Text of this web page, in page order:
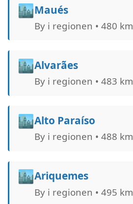
🏙️Maués
By i regionen • 480 km
🏙️Alvarães
By i regionen • 483 km
🏙️Alto Paraíso
By i regionen • 488 km
🏙️Ariquemes
By i regionen • 495 km